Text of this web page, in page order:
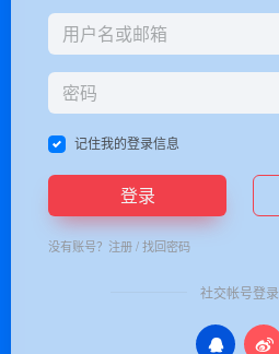
记住我的登录信息
登录
没有账号？ 注册/找回密码
社交帐号登录